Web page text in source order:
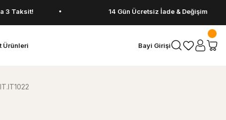
14 Gün Ücretsiz İade & Değişim
Ürünleri Bayi Girişi